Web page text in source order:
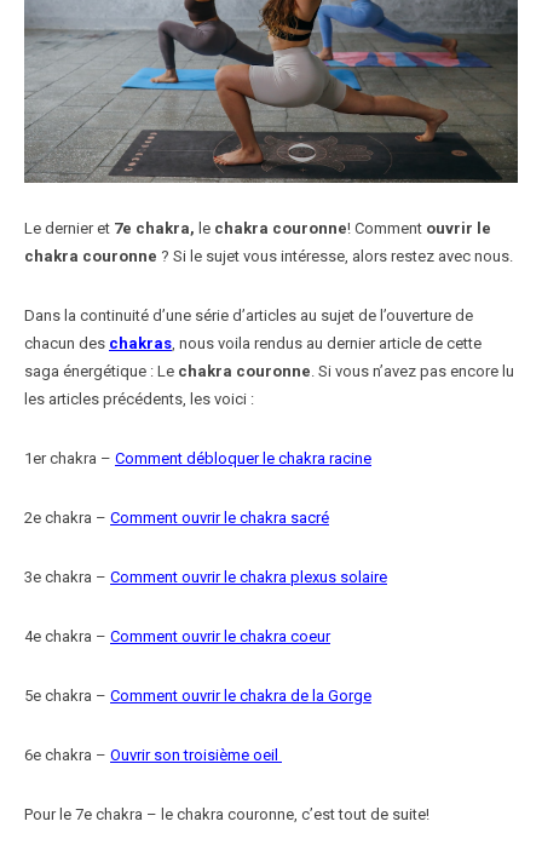
Le dernier et 7e chakra, le chakra couronne! Comment ouvrir le
chakra couronne ? Si le sujet vous intéresse, alors restez avec nous.
Dans la continuité d’une série d’articles au sujet de l’ouverture de
chacun des chakras, nous voila rendus au dernier article de cette
saga énergétique : Le chakra couronne. Si vous n’avez pas encore lu
les articles précédents, les voici :
1er chakra – Comment débloquer le chakra racine
2e chakra – Comment ouvrir le chakra sacré
3e chakra – Comment ouvrir le chakra plexus solaire
4e chakra – Comment ouvrir le chakra coeur
5e chakra – Comment ouvrir le chakra de la Gorge
6e chakra – Ouvrir son troisième oeil
Pour le 7e chakra – le chakra couronne, c’est tout de suite!